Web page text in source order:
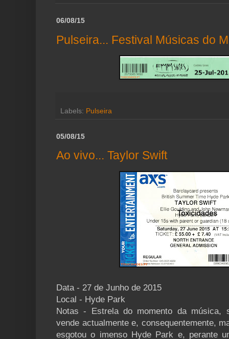
06/08/15
Pulseira... Festival Músicas do
Labels: Pulseira
05/08/15
Ao vivo... Taylor Swift
Data - 27 de Junho de 2015
Local - Hyde Park
Notas - Estrela do momento da música,
vende actualmente e, consequentemente,
esgotou o imenso Hyde Park e, perante